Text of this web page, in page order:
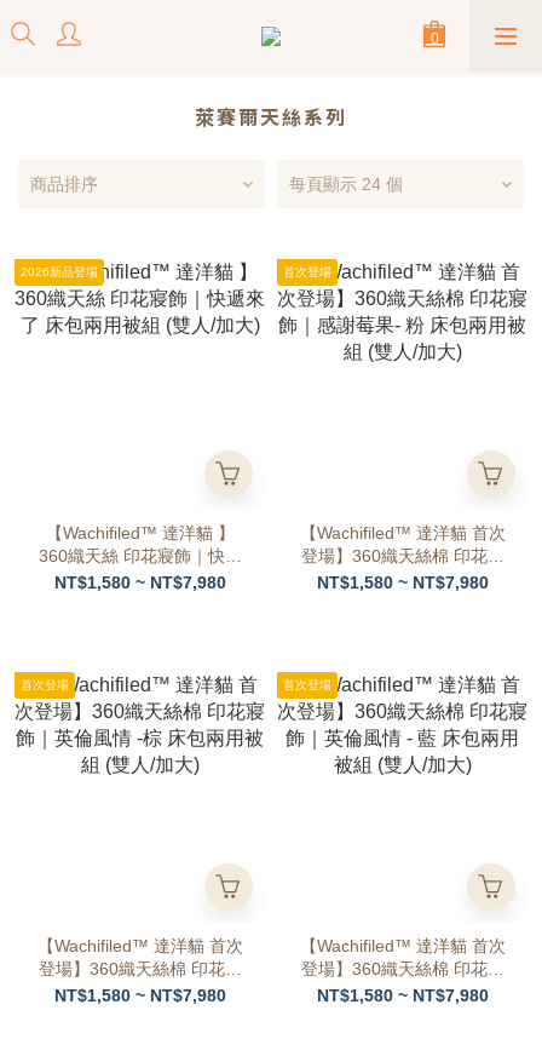
萊賽爾天絲系列
商品排序 每頁顯示 24 個
2026新品登場
【Wachifiled™ 達洋貓 】
360織天絲 印花寢飾｜快遞
來了 床包兩用被組 (雙人/加
NT$1,580 ~ NT$7,980
首次登場
【Wachifiled™ 達洋貓 首次
登場】360織天絲棉 印花寢
飾｜感謝莓果- 粉 床包兩用
NT$1,580 ~ NT$7,980
首次登場
【Wachifiled™ 達洋貓 首次
登場】360織天絲棉 印花寢
飾｜英倫風情 -棕 床包兩用
NT$1,580 ~ NT$7,980
首次登場
【Wachifiled™ 達洋貓 首次
登場】360織天絲棉 印花寢
飾｜英倫風情 - 藍 床包兩用
NT$1,580 ~ NT$7,980